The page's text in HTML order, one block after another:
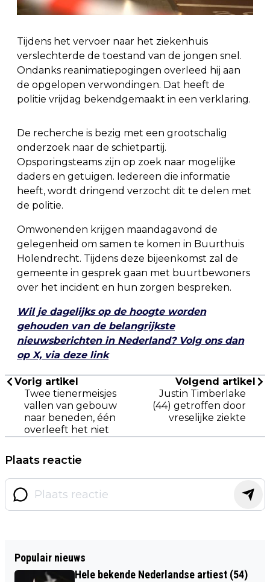
Tijdens het vervoer naar het ziekenhuis
verslechterde de toestand van de jongen snel.
Ondanks reanimatiepogingen overleed hij aan
de opgelopen verwondingen. Dat heeft de
politie vrijdag bekendgemaakt in een verklaring.
De recherche is bezig met een grootschalig
onderzoek naar de schietpartij.
Opsporingsteams zijn op zoek naar mogelijke
daders en getuigen. Iedereen die informatie
heeft, wordt dringend verzocht dit te delen met
de politie.
Omwonenden krijgen maandagavond de
gelegenheid om samen te komen in Buurthuis
Holendrecht. Tijdens deze bijeenkomst zal de
gemeente in gesprek gaan met buurtbewoners
over het incident en hun zorgen bespreken.
Wil je dagelijks op de hoogte worden
gehouden van de belangrijkste
nieuwsberichten in Nederland? Volg ons dan
op X, via deze link
Vorig artikel
Twee tienermeisjes
vallen van gebouw
naar beneden, één
overleeft het niet
Volgend artikel
Justin Timberlake
(44) getroffen door
vreselijke ziekte
Plaats reactie
Populair nieuws
Hele bekende Nederlandse artiest (54)